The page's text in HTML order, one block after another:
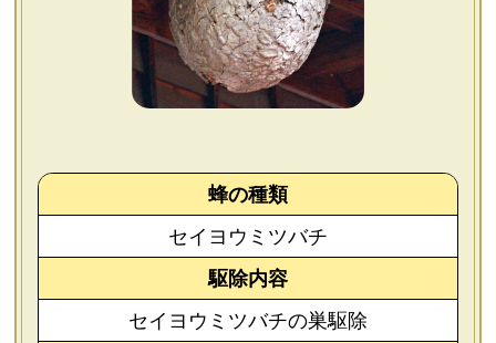
個人情報保護方針
蜂の種類
セイヨウミツバチ
駆除内容
セイヨウミツバチの巣駆除